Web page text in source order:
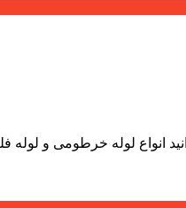
لوله خرطومی و لوله